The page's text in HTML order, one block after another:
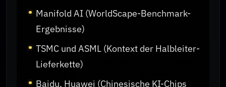
Manifold AI (WorldScape-Benchmark-
Ergebnisse)
TSMC und ASML (Kontext der Halbleiter-
Lieferkette)
Baidu, Huawei (Chinesische KI-Chips